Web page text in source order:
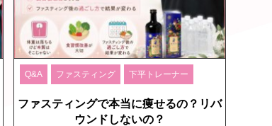
Q&A ファスティング 下平トレーナー
ファスティングで本当に痩せるの？リバ
ウンドしないの？